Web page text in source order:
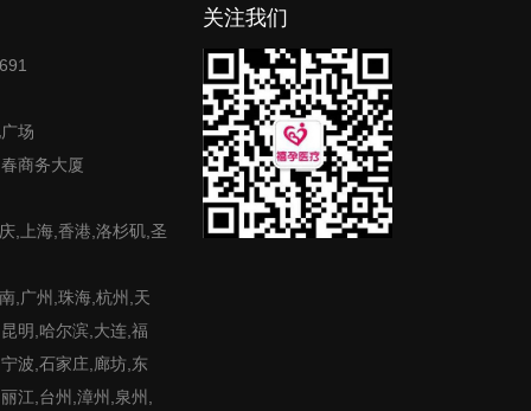
场
商务大厦
,上海,香港,洛杉矶,圣
,广州,珠海,杭州,天
明,哈尔滨,大连,福
波,石家庄,廊坊,东
江,台州,漳州,泉州,
关注我们